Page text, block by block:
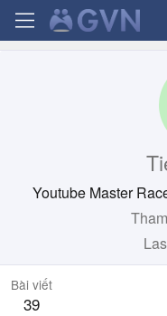
Youtube Master
Bài viết
39